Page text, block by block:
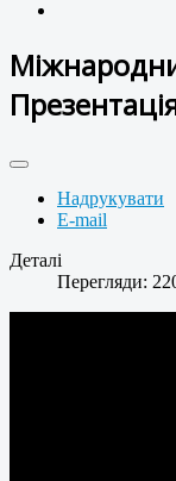
Надрукувати
E-mail
Деталі
Перегляди: